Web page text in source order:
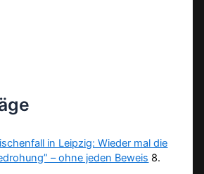
in Leipzig: Wieder mal die
– ohne jeden Beweis 8.